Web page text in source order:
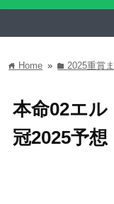
home Home » folder2025重賞
本命02エル
冠2025予想